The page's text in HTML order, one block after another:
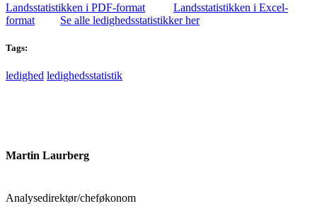
Landsstatistikken i PDF-format
Landsstatistikken i Excel-
format
Se alle ledighedsstatistikker her
Tags:
ledighed ledighedsstatistik
Martin Laurberg
Analysedirektør/cheføkonom